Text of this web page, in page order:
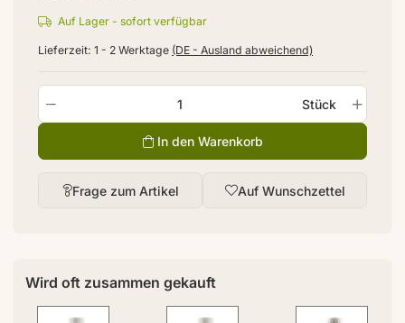
Frage zum Artikel Auf Wunschzettel
Stück
In den Warenkorb
Auf Lager - sofort verfügbar
Lieferzeit: 1 - 2 Werktage (DE - Ausland abweichend)
Wird oft zusammen gekauft